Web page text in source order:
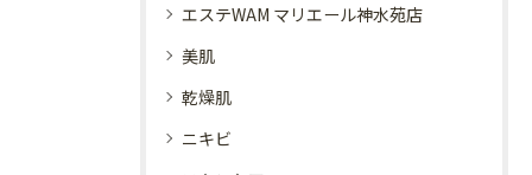
エステWAM マリエール神水苑店
美肌
乾燥肌
ニキビ